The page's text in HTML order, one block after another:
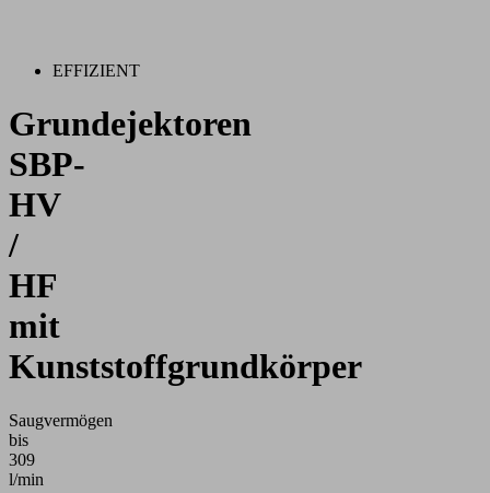
EFFIZIENT
Grundejektoren
SBP-
HV
/
HF
mit
Kunststoffgrundkörper
Saugvermögen
bis
309
l/min